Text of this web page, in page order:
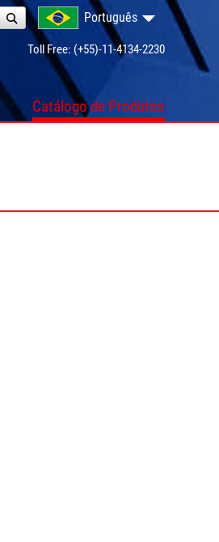
Português
Toll Free: (+55)-11-4134-2230
Catálogo de Produtos